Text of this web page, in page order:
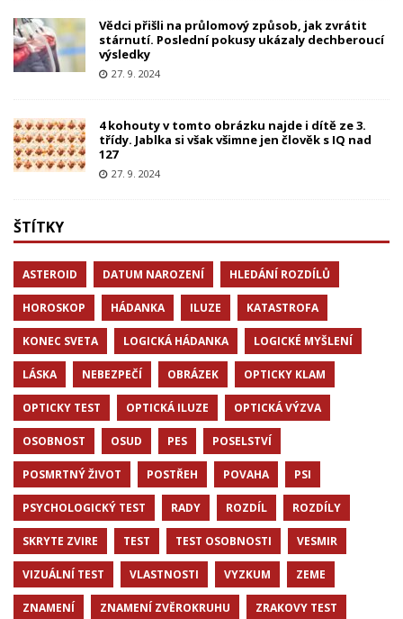
Vědci přišli na průlomový způsob, jak zvrátit
stárnutí. Poslední pokusy ukázaly dechberoucí
výsledky
27. 9. 2024
4 kohouty v tomto obrázku najde i dítě ze 3.
třídy. Jablka si však všimne jen člověk s IQ nad
127
27. 9. 2024
ŠTÍTKY
ASTEROID DATUM NAROZENÍ HLEDÁNÍ ROZDÍLŮ
HOROSKOP HÁDANKA ILUZE KATASTROFA
KONEC SVETA LOGICKÁ HÁDANKA LOGICKÉ MYŠLENÍ
LÁSKA NEBEZPEČÍ OBRÁZEK OPTICKY KLAM
OPTICKY TEST OPTICKÁ ILUZE OPTICKÁ VÝZVA
OSOBNOST OSUD PES POSELSTVÍ
POSMRTNÝ ŽIVOT POSTŘEH POVAHA PSI
PSYCHOLOGICKÝ TEST RADY ROZDÍL ROZDÍLY
SKRYTE ZVIRE TEST TEST OSOBNOSTI VESMIR
VIZUÁLNÍ TEST VLASTNOSTI VYZKUM ZEME
ZNAMENÍ ZNAMENÍ ZVĚROKRUHU ZRAKOVY TEST